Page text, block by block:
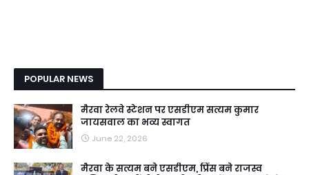
POPULAR NEWS
मैरवा रेलवे स्टेशन पर एसडीएम सत्यम कुमार
जायसवाल का भव्य स्वागत
June 22, 2026
मैरवा के सत्यम बने एसडीएम, प्रिंस बने राजस्व